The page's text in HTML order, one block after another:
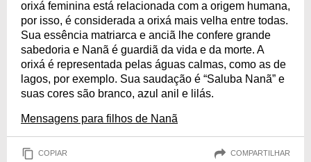
orixá feminina está relacionada com a origem humana,
por isso, é considerada a orixá mais velha entre todas.
Sua essência matriarca e anciã lhe confere grande
sabedoria e Nanã é guardiã da vida e da morte. A
orixá é representada pelas águas calmas, como as de
lagos, por exemplo. Sua saudação é “Saluba Nanã” e
suas cores são branco, azul anil e lilás.
Mensagens para filhos de Nanã
COPIAR COMPARTILHAR